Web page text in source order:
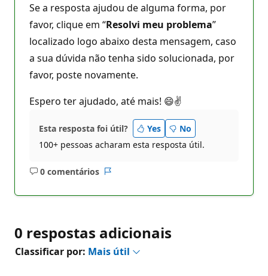
Se a resposta ajudou de alguma forma, por
favor, clique em “Resolvi meu problema”
localizado logo abaixo desta mensagem, caso
a sua dúvida não tenha sido solucionada, por
favor, poste novamente.
Espero ter ajudado, até mais! 😄✌
Esta resposta foi útil? Yes
No
100+ pessoas acharam esta resposta útil.
0 comentários
Sem
0 respostas adicionais
Classificar por: Mais útil